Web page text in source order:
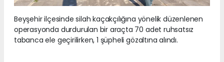
Beyşehir ilçesinde silah kaçakçılığına yönelik düzenlenen
operasyonda durdurulan bir araçta 70 adet ruhsatsız
tabanca ele geçirilirken, 1 şüpheli gözaltına alındı.